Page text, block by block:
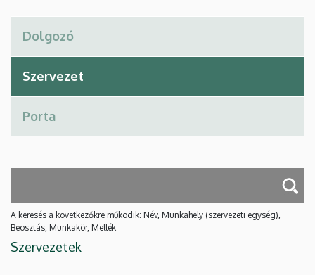
A keresés a következőkre működik: Név, Munkahely (szervezeti egység),
Beosztás, Munkakör, Mellék
Szervezetek